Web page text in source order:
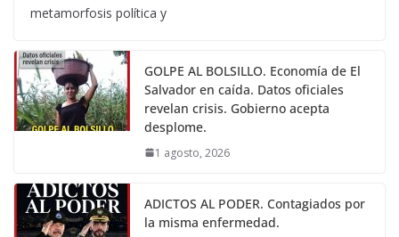
metamorfosis política y
GOLPE AL BOLSILLO. Economía de El
Salvador en caída. Datos oficiales
revelan crisis. Gobierno acepta
desplome.
1 agosto, 2026
ADICTOS AL PODER. Contagiados por
la misma enfermedad.